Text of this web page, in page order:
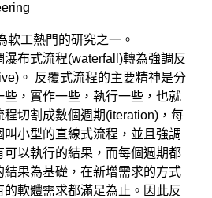
軟工熱門的研究之一。
瀑布式流程(waterfall)轉為強調反
。 反覆式流程的主要精神是分
些，實作一些，執行一些，也就
程切割成數個週期(iteration)，每
叫小型的直線式流程，並且強調
可以執行的結果，而每個週期都
結果為基礎，在新增需求的方式
的軟體需求都滿足為止。因此反